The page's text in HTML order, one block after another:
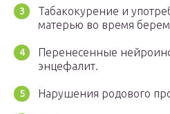
Табакокурение и
матерью во время
Перенесенные
энцефалит.
Нарушения родового